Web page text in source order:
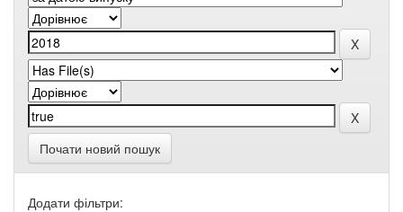
Почати новий пошук
Додати фільтри: